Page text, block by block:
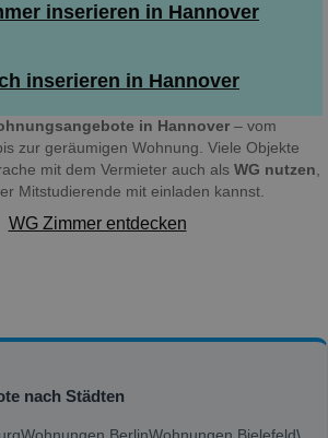
inserieren in Hannover
inserieren in Hannover
in Hannover – vom
zur geräumigen Wohnung. Viele Objekte
mit dem Vermieter auch als WG nutzen,
Mitstudierende mit einladen kannst.
WG Zimmer entdecken
nach Städten